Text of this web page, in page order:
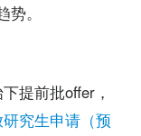
。
提前批offer，
究生申请（预